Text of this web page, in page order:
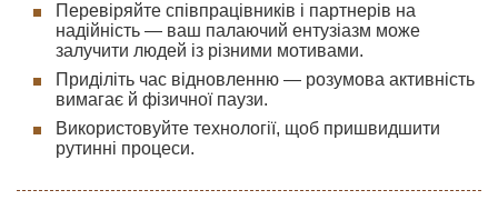
Перевіряйте співпрацівників і партнерів на
надійність — ваш палаючий ентузіазм може
залучити людей із різними мотивами.
Приділіть час відновленню — розумова активність
вимагає й фізичної паузи.
Використовуйте технології, щоб пришвидшити
рутинні процеси.